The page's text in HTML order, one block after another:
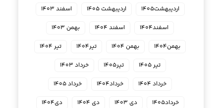
اردیبهشت۱۴۰۵
اردیبهشت ۱۴۰۵
اسفند ۱۴۰۳
اسفند۱۴۰۴
اسفند ۱۴۰۴
بهمن ۱۴۰۳
بهمن۱۴۰۴
بهمن ۱۴۰۴ تیر۱۴۰۴
تیر ۱۴۰۴
تیر ۱۴۰۵
تیر۱۴۰۵
خرداد ۱۴۰۳
خرداد ۱۴۰۴
خرداد۱۴۰۴
خرداد ۱۴۰۵
خرداد۱۴۰۵
دی ۱۴۰۳ دی ۱۴۰۴
دی۱۴۰۴